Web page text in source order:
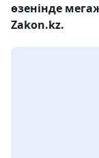
өзенінде
Zakon.kz.